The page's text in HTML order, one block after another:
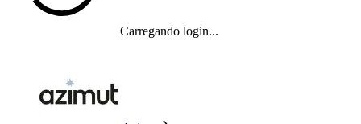
Carregando login...